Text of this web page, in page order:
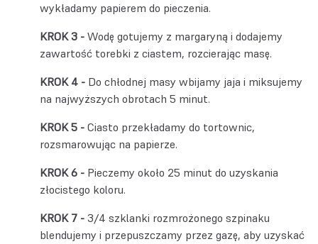
wykładamy papierem do pieczenia.
Wodę gotujemy z margaryną i dodajemy
zawartość torebki z ciastem, rozcierając masę.
Do chłodnej masy wbijamy jaja i miksujemy
na najwyższych obrotach 5 minut.
Ciasto przekładamy do tortownic,
rozsmarowując na papierze.
Pieczemy około 25 minut do uzyskania
złocistego koloru.
3/4 szklanki rozmrożonego szpinaku
blendujemy i przepuszczamy przez gazę, aby uzyskać